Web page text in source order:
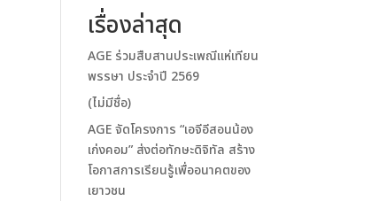
เรื่องล่าสุด
AGE ร่วมสืบสานประเพณีแห่เทียน
พรรษา ประจำปี 2569
(ไม่มีชื่อ)
AGE จัดโครงการ “เอจีอีสอนน้อง
เก่งคอม” ส่งต่อทักษะดิจิทัล สร้าง
โอกาสการเรียนรู้เพื่ออนาคตของ
เยาวชน